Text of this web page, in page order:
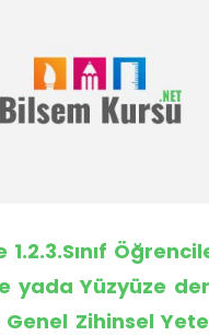
1.2.3.Sınıf
yada Yüzyüze
Genel Zihinsel